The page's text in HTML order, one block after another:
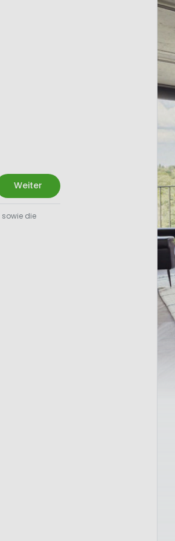
Weiter
sowie die